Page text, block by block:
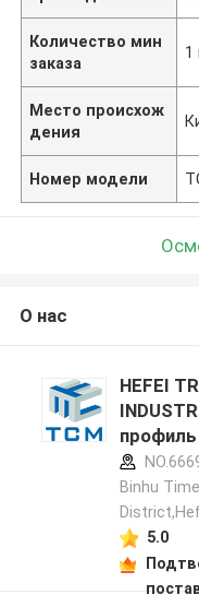
Количество мин
заказа
1
Место происхож
дения
Номер модели
О нас
HEFEI
Binhu
5.0